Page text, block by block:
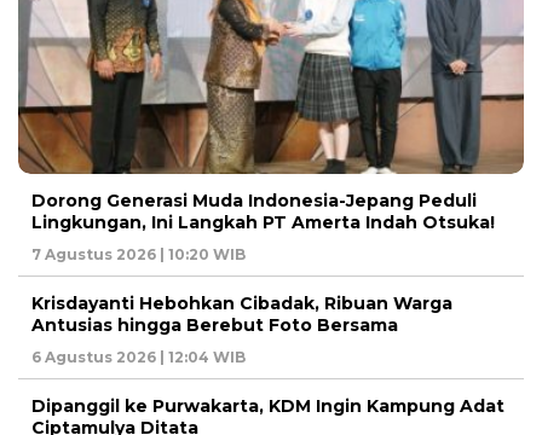
Dorong Generasi Muda Indonesia-Jepang Peduli
Lingkungan, Ini Langkah PT Amerta Indah Otsuka!
7 Agustus 2026 | 10:20 WIB
Krisdayanti Hebohkan Cibadak, Ribuan Warga
Antusias hingga Berebut Foto Bersama
6 Agustus 2026 | 12:04 WIB
Dipanggil ke Purwakarta, KDM Ingin Kampung Adat
Ciptamulya Ditata